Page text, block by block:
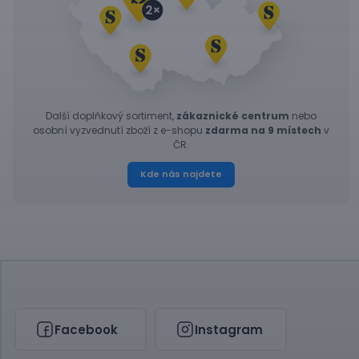
Další doplňkový sortiment, zákaznické centrum nebo
osobní vyzvednutí zboží z e-shopu zdarma na 9 místech v
ČR.
Kde nás najdete
Facebook Instagram